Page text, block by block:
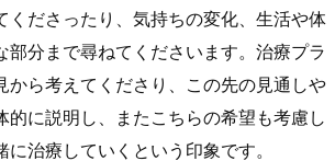
くださったり、気持ちの変化、生活や体
部分まで尋ねてくださいます。治療プラ
から考えてくださり、この先の見通しや
的に説明し、またこちらの希望も考慮し
治療していくという印象です。